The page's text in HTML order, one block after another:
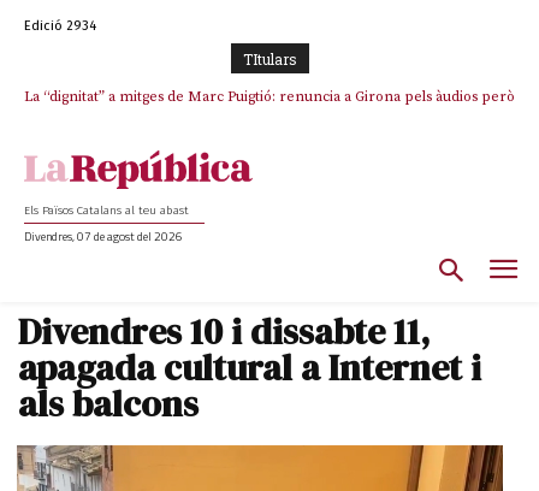
Edició 2934
TItulars
La “dignitat” a mitges de Marc Puigtió: renuncia a Girona pels àudios però
Els Països Catalans al teu abast
Divendres, 07 de agost del 2026
Divendres 10 i dissabte 11,
apagada cultural a Internet i
als balcons